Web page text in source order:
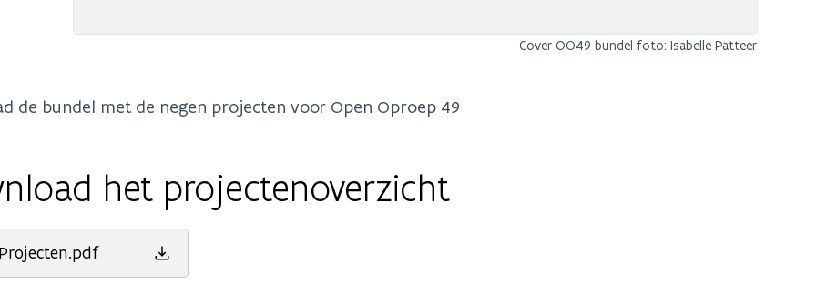
Cover OO49 bundel foto: Isabelle Patteer
de bundel met de negen projecten voor Open Oproep 49
het projectenoverzicht